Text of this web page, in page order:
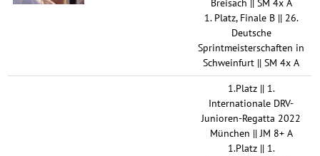
Breisach || SM 4x A
1. Platz, Finale B || 26.
Deutsche
Sprintmeisterschaften in
Schweinfurt || SM 4x A
1.Platz || 1.
Internationale DRV-
Junioren-Regatta 2022
München || JM 8+ A
1.Platz || 1.